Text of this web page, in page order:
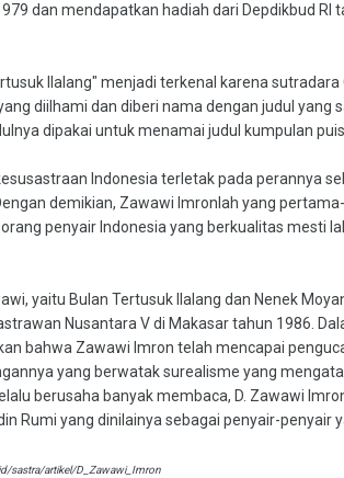
dan mendapatkan hadiah dari Depdikbud RI
Ilalang" menjadi terkenal karena sutradara
diilhami dan diberi nama dengan judul yang
dipakai untuk menamai judul kumpulan
Indonesia terletak pada perannya
demikian, Zawawi Imronlah yang
penyair Indonesia yang berkualitas mesti
yaitu Bulan Tertusuk Ilalang dan Nenek
Nusantara V di Makasar tahun 1986.
bahwa Zawawi Imron telah mencapai
yang berwatak surealisme yang
berusaha banyak membaca, D. Zawawi
Rumi yang dinilainya sebagai penyair-penyair
sastra/artikel/D_Zawawi_Imron